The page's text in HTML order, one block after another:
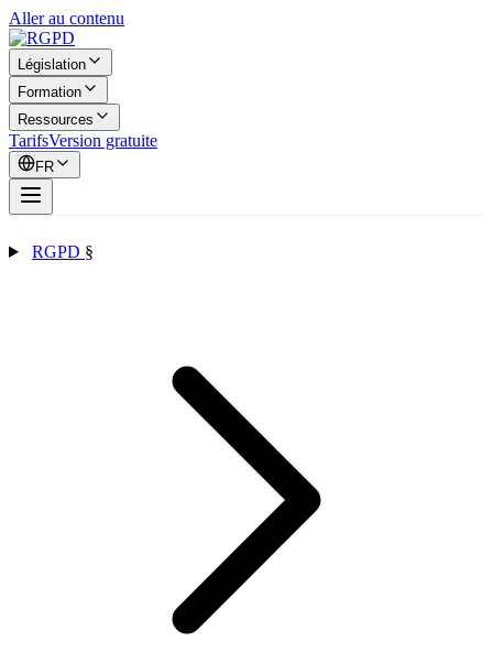
Aller au contenu
Législation
Formation
Ressources
TarifsVersion gratuite
FR
RGPD §